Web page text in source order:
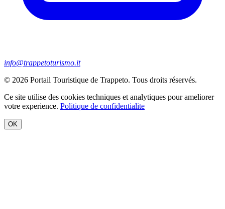
info@trappetoturismo.it
© 2026 Portail Touristique de Trappeto. Tous droits réservés.
Ce site utilise des cookies techniques et analytiques pour ameliorer
votre experience. Politique de confidentialite
OK